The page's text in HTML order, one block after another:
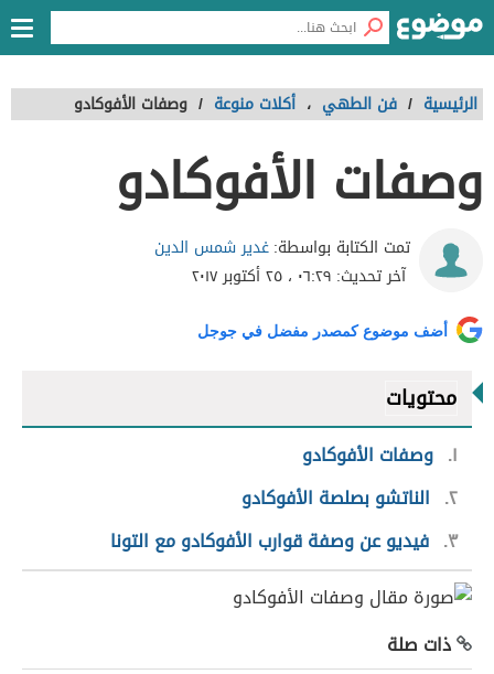
الرئيسية / فن الطهي ، أكلات منوعة / وصفات الأفوكادو
وصفات الأفوكادو
تمت الكتابة بواسطة:غدير شمس الدين
آخر تحديث: ٠٦:٢٩ ، ٢٥ أكتوبر ٢٠١٧
أضف موضوع كمصدر مفضل في جوجل
محتويات
١ وصفات الأفوكادو
٢ الناتشو بصلصة الأفوكادو
٣ فيديو عن وصفة قوارب الأفوكادو مع التونا
ذات صلة